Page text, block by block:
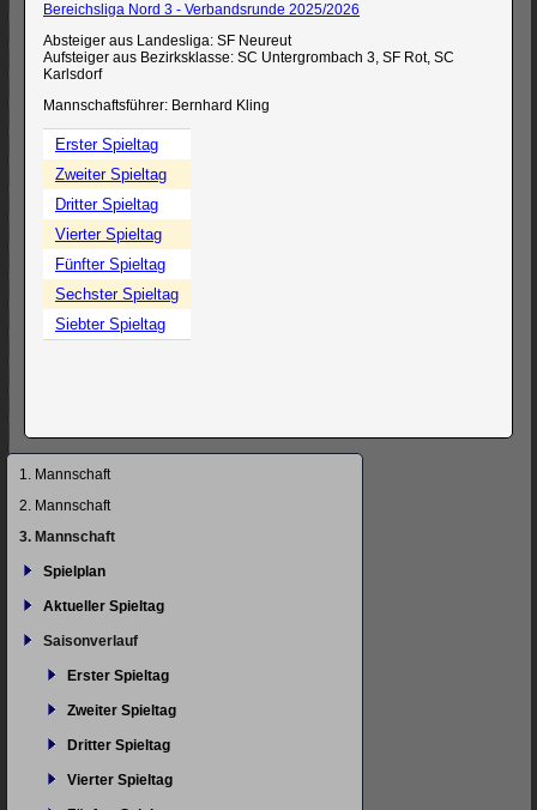
Bereichsliga Nord 3 - Verbandsrunde 2025/2026
Absteiger aus Landesliga: SF Neureut
Aufsteiger aus Bezirksklasse: SC Untergrombach 3, SF Rot, SC
Karlsdorf
Mannschaftsführer: Bernhard Kling
Erster Spieltag
Zweiter Spieltag
Dritter Spieltag
Vierter Spieltag
Fünfter Spieltag
Sechster Spieltag
Siebter Spieltag
Navigation
1. Mannschaft
2. Mannschaft
3. Mannschaft
Spielplan
Aktueller Spieltag
Saisonverlauf
Erster Spieltag
Zweiter Spieltag
Dritter Spieltag
Vierter Spieltag